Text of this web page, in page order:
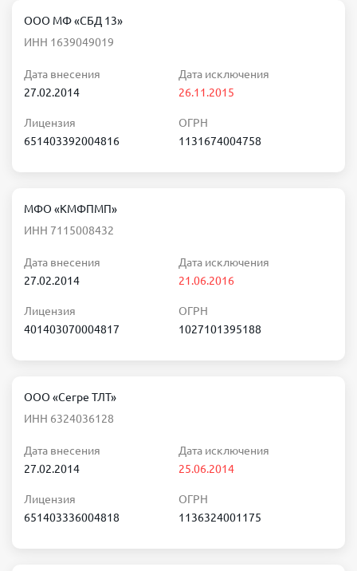
ООО МФ «СБД 13»
ИНН 1639049019
Дата внесения
27.02.2014
Дата исключения
26.11.2015
Лицензия
651403392004816
ОГРН
1131674004758
МФО «КМФПМП»
ИНН 7115008432
Дата внесения
27.02.2014
Дата исключения
21.06.2016
Лицензия
401403070004817
ОГРН
1027101395188
ООО «Сегре ТЛТ»
ИНН 6324036128
Дата внесения
27.02.2014
Дата исключения
25.06.2014
Лицензия
651403336004818
ОГРН
1136324001175